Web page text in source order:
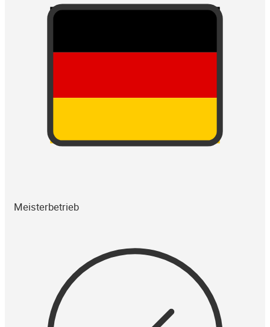
Meisterbetrieb